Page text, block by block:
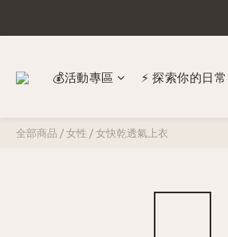
💰活動專區 ⚡ 探索你的日常
全部商品 / 女性 / 女快乾透氣上衣